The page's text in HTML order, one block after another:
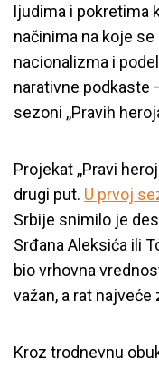
ljudima i pokretima
načinima na koje
nacionalizma i
narativne podkaste
sezoni ,,Pravih
Projekat ,,Pravi
drugi put. U prvoj
Srbije snimilo je
Srđana Aleksića ili
bio vrhovna
važan, a rat
Kroz trodnevnu